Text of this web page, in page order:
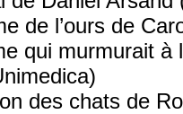
de l’ours de
qui murmurait
des chats de